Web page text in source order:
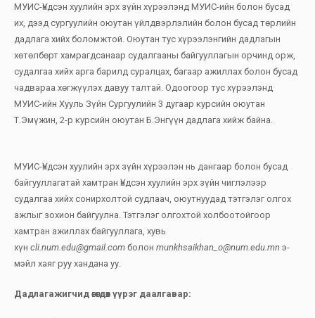
МУИС-Үндсэн хуулийн эрх зүйн хүрээлэнд МУИС-ийн болон бусад
их, дээд сургуулийн оюутан үйлдвэрлэлийн болон бусад төрлийн
дадлага хийх боломжтой. Оюутан тус хүрээлэнгийн дадлагын
хөтөлбөрт хамрагдсанаар судалгааны байгууллагын орчинд орж,
судалгаа хийх арга барилд суралцах, багаар ажиллах болон бусад
чадвараа хөгжүүлэх давуу талтай. Одоогоор тус хүрээлэнд
МУИС-ийн Хууль Зүйн Сургуулийн 3 дугаар курсийн оюутан
Т.Эмүжин, 2-р курсийн оюутан Б.Энгүүн дадлага хийж байна.
МУИС-Үндсэн хуулийн эрх зүйн хүрээлэн нь дангаар болон бусад
байгууллагатай хамтран Үндсэн хуулийн эрх зүйн чиглэлээр
судалгаа хийх сонирхолтой судлаач, оюутнуудад тэтгэлэг олгох
ажлыг зохион байгуулна. Тэтгэлэг олгохтой холбоотойгоор
хамтран ажиллах байгууллага, хувь
хүн cli.num.edu@gmail.com болон munkhsaikhan_o@num.edu.mn э-
мэйл хаяг руу хандана уу.
Дадлагажигчид өгөгдөх үүрэг даалгавар: